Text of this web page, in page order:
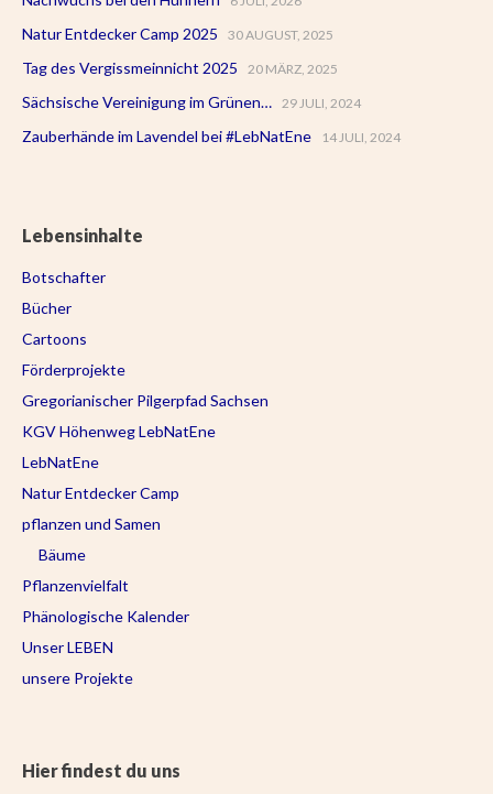
Natur Entdecker Camp 2025 30 AUGUST, 2025
Tag des Vergissmeinnicht 2025 20 MÄRZ, 2025
Sächsische Vereinigung im Grünen… 29 JULI, 2024
Zauberhände im Lavendel bei #LebNatEne 14 JULI, 2024
Lebensinhalte
Botschafter
Bücher
Cartoons
Förderprojekte
Gregorianischer Pilgerpfad Sachsen
KGV Höhenweg LebNatEne
LebNatEne
Natur Entdecker Camp
pflanzen und Samen
Bäume
Pflanzenvielfalt
Phänologische Kalender
Unser LEBEN
unsere Projekte
Hier findest du uns